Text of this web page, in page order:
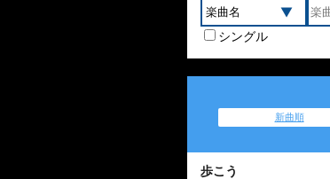
シングル
新曲順
歩こう